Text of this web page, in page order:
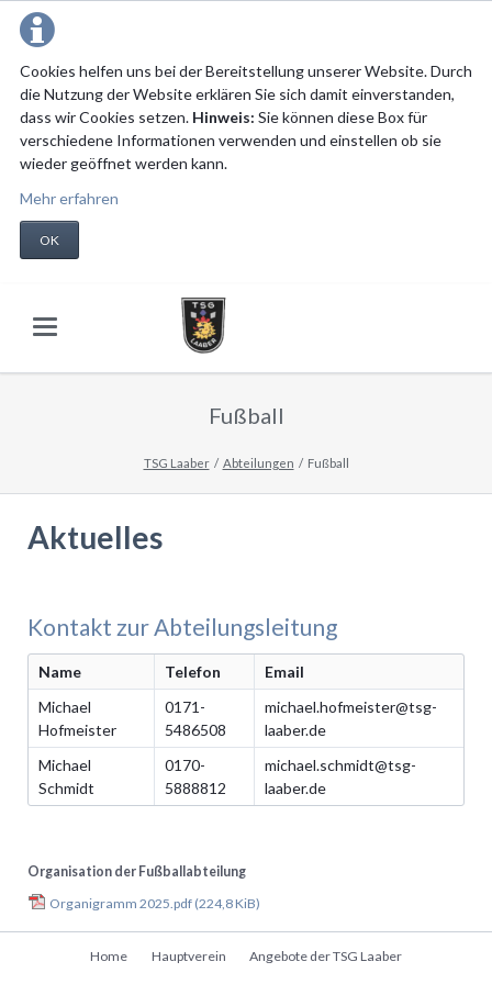
Cookies helfen uns bei der Bereitstellung unserer Website. Durch
die Nutzung der Website erklären Sie sich damit einverstanden,
dass wir Cookies setzen. Hinweis: Sie können diese Box für
verschiedene Informationen verwenden und einstellen ob sie
wieder geöffnet werden kann.
Mehr erfahren
OK
Fußball
TSG Laaber Abteilungen Fußball
Aktuelles
Kontakt zur Abteilungsleitung
Name Telefon
Email
Michael
Hofmeister
0171-
5486508
michael.hofmeister@tsg-
laaber.de
Michael
Schmidt
0170-
5888812
michael.schmidt@tsg-
laaber.de
Organisation der Fußballabteilung
Organigramm 2025.pdf (224,8 KiB)
Home Hauptverein Angebote der TSG Laaber